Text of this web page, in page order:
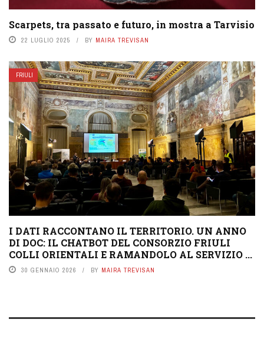
Scarpets, tra passato e futuro, in mostra a Tarvisio
22 LUGLIO 2025 BY MAIRA TREVISAN
FRIULI
I DATI RACCONTANO IL TERRITORIO. UN ANNO
DI DOC: IL CHATBOT DEL CONSORZIO FRIULI
COLLI ORIENTALI E RAMANDOLO AL SERVIZIO ...
30 GENNAIO 2026 BY MAIRA TREVISAN